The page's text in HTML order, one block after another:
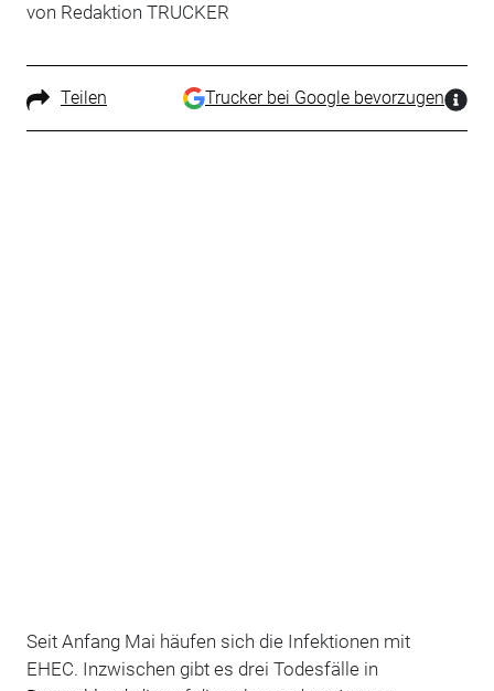
von Redaktion TRUCKER
Teilen Trucker bei Google bevorzugen
Seit Anfang Mai häufen sich die Infektionen mit
EHEC. Inzwischen gibt es drei Todesfälle in